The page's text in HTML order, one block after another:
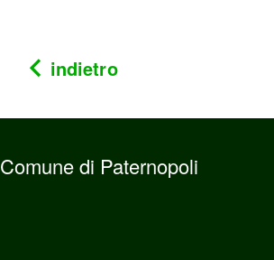
indietro
Comune di Paternopoli